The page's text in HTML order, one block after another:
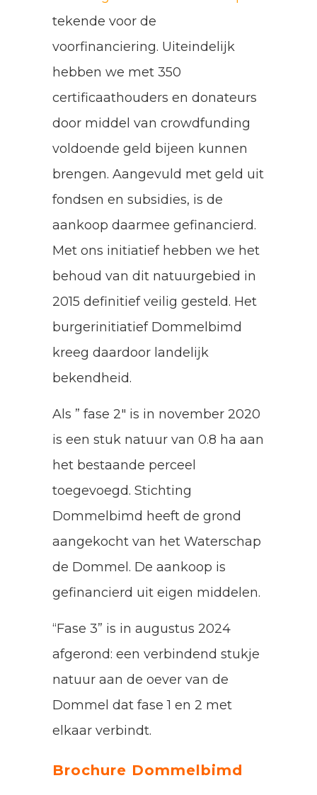
tekende voor de
voorfinanciering. Uiteindelijk
hebben we met 350
certificaathouders en donateurs
door middel van crowdfunding
voldoende geld bijeen kunnen
brengen. Aangevuld met geld uit
fondsen en subsidies, is de
aankoop daarmee gefinancierd.
Met ons initiatief hebben we het
behoud van dit natuurgebied in
2015 definitief veilig gesteld. Het
burgerinitiatief Dommelbimd
kreeg daardoor landelijk
bekendheid.
Als ” fase 2″ is in november 2020
is een stuk natuur van 0.8 ha aan
het bestaande perceel
toegevoegd. Stichting
Dommelbimd heeft de grond
aangekocht van het Waterschap
de Dommel. De aankoop is
gefinancierd uit eigen middelen.
“Fase 3” is in augustus 2024
afgerond: een verbindend stukje
natuur aan de oever van de
Dommel dat fase 1 en 2 met
elkaar verbindt.
Brochure Dommelbimd